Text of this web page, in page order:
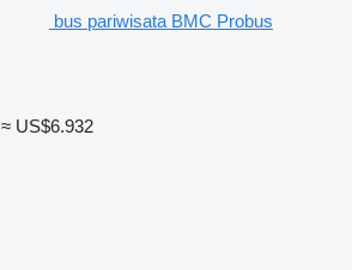
bus pariwisata BMC Probus
≈ US$6.932